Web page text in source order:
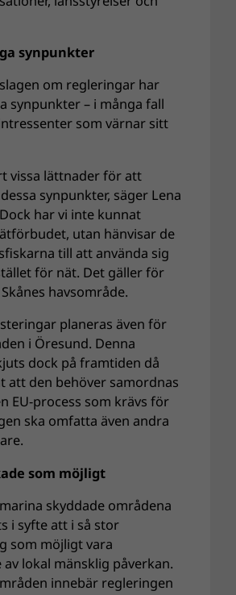
synpunkter
om regleringar har
synpunkter – i många fall
som värnar sitt
vissa lättnader för att
synpunkter, säger Lena
har vi inte kunnat
utan hänvisar de
till att använda sig
för nät. Det gäller för
havsområde.
planeras även för
i Öresund. Denna
dock på framtiden då
att den behöver samordnas
EU-process som krävs för
ska omfatta även andra
som möjligt
skyddade områdena
i syfte att i så stor
som möjligt vara
av lokal mänsklig påverkan.
innebär regleringen